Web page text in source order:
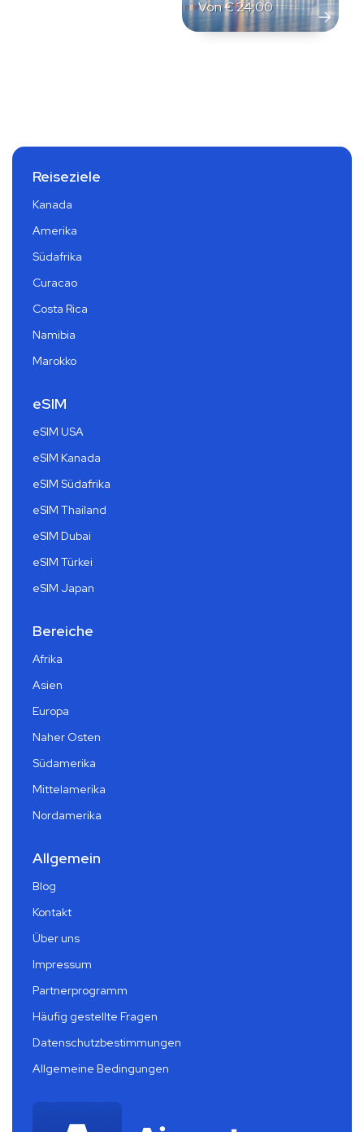
Von€24,00
Reiseziele
Kanada
Amerika
Südafrika
Curacao
Costa Rica
Namibia
Marokko
eSIM
eSIM USA
eSIM Kanada
eSIM Südafrika
eSIM Thailand
eSIM Dubai
eSIM Türkei
eSIM Japan
Bereiche
Afrika
Asien
Europa
Naher Osten
Südamerika
Mittelamerika
Nordamerika
Allgemein
Blog
Kontakt
Über uns
Impressum
Partnerprogramm
Häufig gestellte Fragen
Datenschutzbestimmungen
Allgemeine Bedingungen